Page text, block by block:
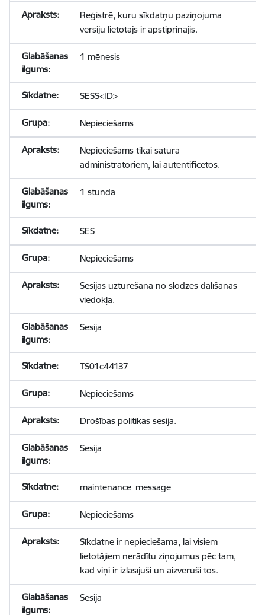
Reģistrē, kuru sīkdatņu paziņojuma
versiju lietotājs ir apstiprinājis.
1 mēnesis
SESS<ID>
Nepieciešams
Nepieciešams tikai satura
administratoriem, lai autentificētos.
1 stunda
SES
Nepieciešams
Sesijas uzturēšana no slodzes dalīšanas
viedokļa.
Sesija
TS01c44137
Nepieciešams
Drošības politikas sesija.
Sesija
maintenance_message
Nepieciešams
Sīkdatne ir nepieciešama, lai visiem
lietotājiem nerādītu ziņojumus pēc tam,
kad viņi ir izlasījuši un aizvēruši tos.
Sesija